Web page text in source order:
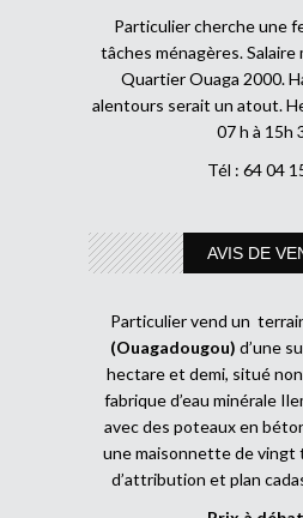
Particulier cherche une
tâches ménagères. Salaire
Quartier Ouaga 2000.
alentours serait un atout.
07 h à 15h
Tél : 64 04
AVIS DE
Particulier vend un
(Ouagadougou) d’une
hectare et demi, situé non
fabrique d’eau minérale
avec des poteaux en
une maisonnette de
d’attribution et plan